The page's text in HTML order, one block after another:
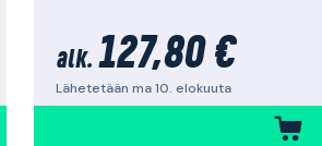
alk. 127,80 €
Lähetetään ma 10. elokuuta